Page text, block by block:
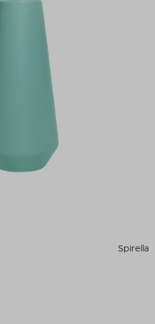
Spirella